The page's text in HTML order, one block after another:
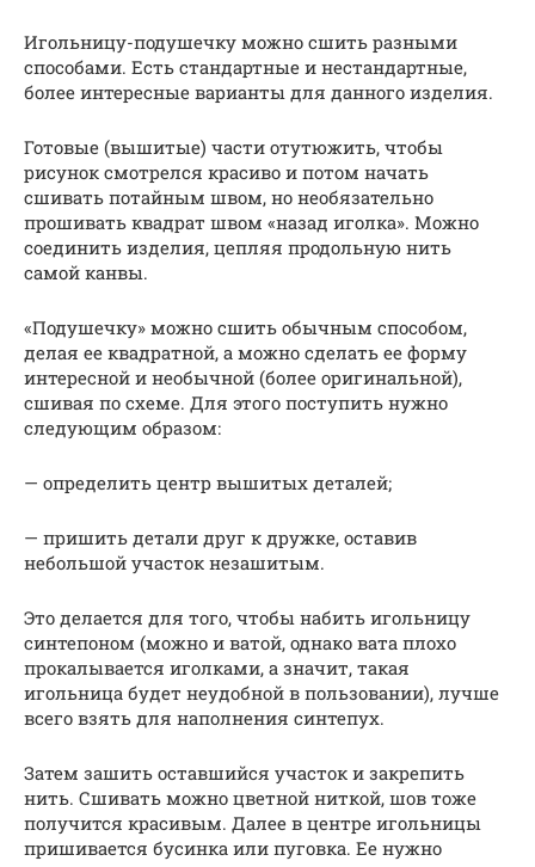
Игольницу-подушечку можно сшить разными
способами. Есть стандартные и нестандартные,
более интересные варианты для данного изделия.
Готовые (вышитые) части отутюжить, чтобы
рисунок смотрелся красиво и потом начать
сшивать потайным швом, но необязательно
прошивать квадрат швом «назад иголка». Можно
соединить изделия, цепляя продольную нить
самой канвы.
«Подушечку» можно сшить обычным способом,
делая ее квадратной, а можно сделать ее форму
интересной и необычной (более оригинальной),
сшивая по схеме. Для этого поступить нужно
следующим образом:
— определить центр вышитых деталей;
— пришить детали друг к дружке, оставив
небольшой участок незашитым.
Это делается для того, чтобы набить игольницу
синтепоном (можно и ватой, однако вата плохо
прокалывается иголками, а значит, такая
игольница будет неудобной в пользовании), лучше
всего взять для наполнения синтепух.
Затем зашить оставшийся участок и закрепить
нить. Сшивать можно цветной ниткой, шов тоже
получится красивым. Далее в центре игольницы
пришивается бусинка или пуговка. Ее нужно